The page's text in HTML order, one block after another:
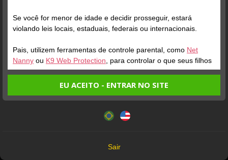
Este website utiliza cookies e tecnologias semelhantes de
Política de Privacidade
você concorda com estes termos.
Se você for menor de idade e decidir prosseguir, estará
violando leis locais, estaduais, federais ou internacionais.
Pais, utilizem ferramentas de controle parental, como Net
Nanny ou K9 Web Protection, para controlar o que seus filhos
veem.
fatos:
Tenho ao menos 18 anos de idade e sou maior de idade
EU ACEITO - ENTRAR NO SITE
Sair